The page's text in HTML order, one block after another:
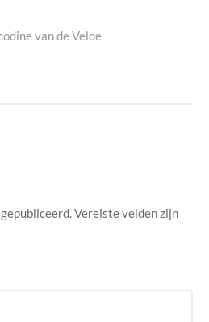
van de Velde
Vereiste velden zijn